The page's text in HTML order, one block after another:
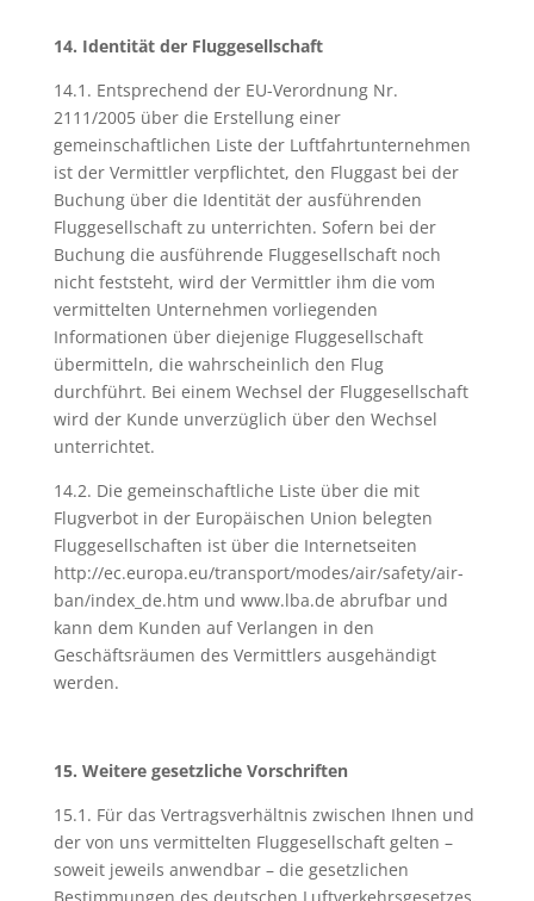
14. Identität der Fluggesellschaft
14.1. Entsprechend der EU-Verordnung Nr.
2111/2005 über die Erstellung einer
gemeinschaftlichen Liste der Luftfahrtunternehmen
ist der Vermittler verpflichtet, den Fluggast bei der
Buchung über die Identität der ausführenden
Fluggesellschaft zu unterrichten. Sofern bei der
Buchung die ausführende Fluggesellschaft noch
nicht feststeht, wird der Vermittler ihm die vom
vermittelten Unternehmen vorliegenden
Informationen über diejenige Fluggesellschaft
übermitteln, die wahrscheinlich den Flug
durchführt. Bei einem Wechsel der Fluggesellschaft
wird der Kunde unverzüglich über den Wechsel
unterrichtet.
14.2. Die gemeinschaftliche Liste über die mit
Flugverbot in der Europäischen Union belegten
Fluggesellschaften ist über die Internetseiten
http://ec.europa.eu/transport/modes/air/safety/air-
ban/index_de.htm und www.lba.de abrufbar und
kann dem Kunden auf Verlangen in den
Geschäftsräumen des Vermittlers ausgehändigt
werden.
15. Weitere gesetzliche Vorschriften
15.1. Für das Vertragsverhältnis zwischen Ihnen und
der von uns vermittelten Fluggesellschaft gelten –
soweit jeweils anwendbar – die gesetzlichen